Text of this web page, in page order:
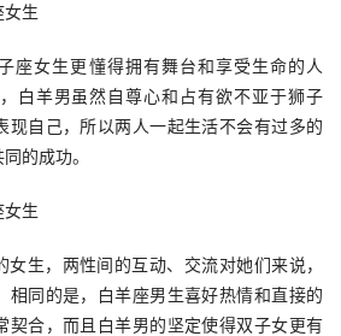
生
女生更懂得拥有舞台和享受生命的人
白羊男虽然自尊心和占有欲不亚于狮子
现自己，所以两人一起生活不会有过多的
的成功。
生
生，两性间的互动、交流对她们来说，
相同的是，白羊座男生喜好热情和直接的
契合，而且白羊男的坚定使得双子女更有